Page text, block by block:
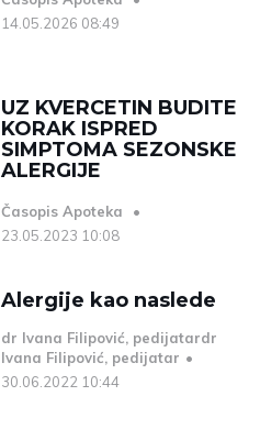
14.05.2026 08:49
UZ KVERCETIN BUDITE
KORAK ISPRED
SIMPTOMA SEZONSKE
ALERGIJE
Časopis Apoteka
23.05.2023 10:08
Alergije kao naslede
dr Ivana Filipović, pedijatardr
Ivana Filipović, pedijatar
30.06.2022 10:44